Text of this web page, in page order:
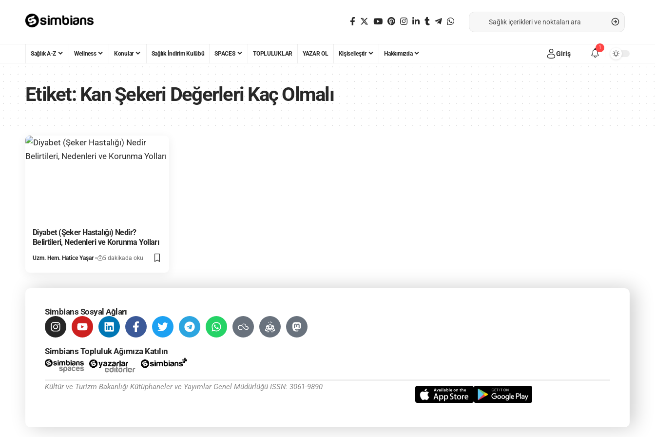
Sağlık A-Z Wellness Konular Sağlık İndirim Kulübü SPACES TOPLULUKLAR YAZAR OL Kişiselleştir Hakkımızda Giriş
1
Etiket:Kan Şekeri Değerleri Kaç Olmalı
Diyabet (Şeker Hastalığı) Nedir?
Belirtileri, Nedenleri ve Korunma Yolları
Uzm. Hem. Hatice Yaşar 5 dakikada oku
Simbians Sosyal Ağları
Simbians Topluluk Ağımıza Katılın
Kültür ve Turizm Bakanlığı Kütüphaneler ve Yayımlar Genel Müdürlüğü ISSN: 3061-9890